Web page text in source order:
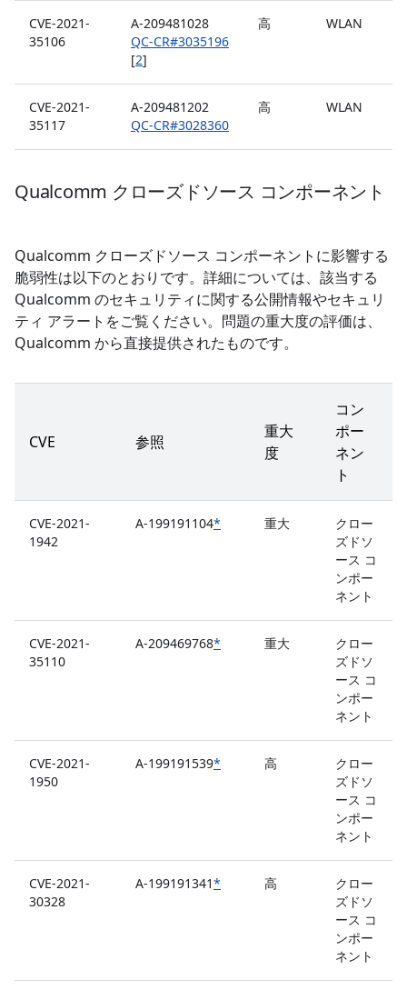
CVE-2021-
35106
A-209481028
QC-CR#3035196
[2]
高 WLAN
CVE-2021-
35117
A-209481202
QC-CR#3028360
高 WLAN
Qualcomm クローズドソース コンポーネント
Qualcomm クローズドソース コンポーネントに影響する
脆弱性は以下のとおりです。詳細については、該当する
Qualcomm のセキュリティに関する公開情報やセキュリ
ティ アラートをご覧ください。問題の重大度の評価は、
Qualcomm から直接提供されたものです。
CVE 参照
重大
度
コン
ポー
ネン
ト
CVE-2021-
1942
A-199191104* 重大
クロー
ズドソ
ース コ
ンポー
ネント
CVE-2021-
35110
A-209469768* 重大
クロー
ズドソ
ース コ
ンポー
ネント
CVE-2021-
1950
A-199191539* 高
クロー
ズドソ
ース コ
ンポー
ネント
CVE-2021-
30328
A-199191341* 高
クロー
ズドソ
ース コ
ンポー
ネント